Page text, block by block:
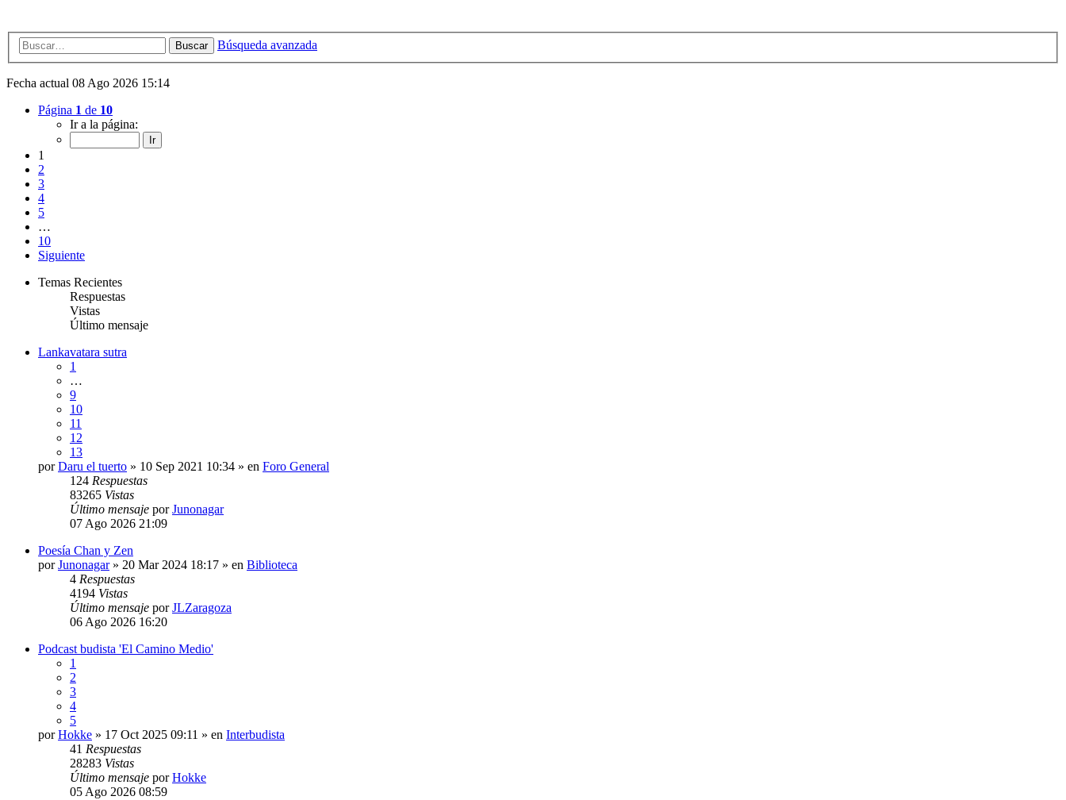
Buscar Búsqueda avanzada
Fecha actual 08 Ago 2026 15:14
Página 1 de 10
Ir a la página:
1
2
3
4
5
…
10
Siguiente
Temas Recientes
Respuestas
Vistas
Último mensaje
Lankavatara sutra
1
…
9
10
11
12
13
porDaru el tuerto » 10 Sep 2021 10:34 » en Foro General
124 Respuestas
83265 Vistas
Último mensaje porJunonagar
07 Ago 2026 21:09
Poesía Chan y Zen
porJunonagar» 20 Mar 2024 18:17 » en Biblioteca
4 Respuestas
4194 Vistas
Último mensaje porJLZaragoza
06 Ago 2026 16:20
Podcast budista 'El Camino Medio'
1
2
3
4
5
porHokke » 17 Oct 2025 09:11 » en Interbudista
41 Respuestas
28283 Vistas
Último mensaje porHokke
05 Ago 2026 08:59